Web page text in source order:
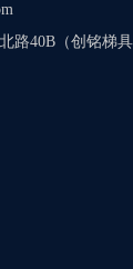
路40B（创铭梯具